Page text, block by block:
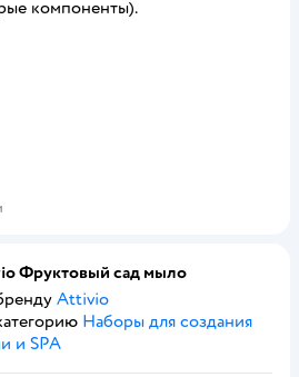
компоненты).
Фруктовый сад мыло
Attivio
Наборы для создания
и SPA